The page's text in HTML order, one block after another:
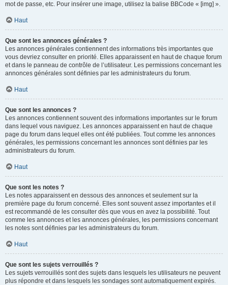
mot de passe, etc. Pour insérer une image, utilisez la balise BBCode « [img] ».
Haut
Que sont les annonces générales ?
Les annonces générales contiennent des informations très importantes que
vous devriez consulter en priorité. Elles apparaissent en haut de chaque forum
et dans le panneau de contrôle de l’utilisateur. Les permissions concernant les
annonces générales sont définies par les administrateurs du forum.
Haut
Que sont les annonces ?
Les annonces contiennent souvent des informations importantes sur le forum
dans lequel vous naviguez. Les annonces apparaissent en haut de chaque
page du forum dans lequel elles ont été publiées. Tout comme les annonces
générales, les permissions concernant les annonces sont définies par les
administrateurs du forum.
Haut
Que sont les notes ?
Les notes apparaissent en dessous des annonces et seulement sur la
première page du forum concerné. Elles sont souvent assez importantes et il
est recommandé de les consulter dès que vous en avez la possibilité. Tout
comme les annonces et les annonces générales, les permissions concernant
les notes sont définies par les administrateurs du forum.
Haut
Que sont les sujets verrouillés ?
Les sujets verrouillés sont des sujets dans lesquels les utilisateurs ne peuvent
plus répondre et dans lesquels les sondages sont automatiquement expirés.